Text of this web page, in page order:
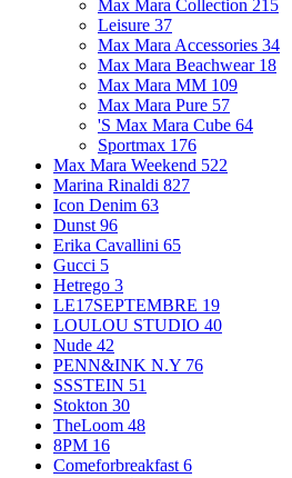
Max Mara Collection 215
Leisure 37
Max Mara Accessories 34
Max Mara Beachwear 18
Max Mara MM 109
Max Mara Pure 57
'S Max Mara Cube 64
Sportmax 176
Max Mara Weekend 522
Marina Rinaldi 827
Icon Denim 63
Dunst 96
Erika Cavallini 65
Gucci 5
Hetrego 3
LE17SEPTEMBRE 19
LOULOU STUDIO 40
Nude 42
PENN&INK N.Y 76
SSSTEIN 51
Stokton 30
TheLoom 48
8PM 16
Comeforbreakfast 6